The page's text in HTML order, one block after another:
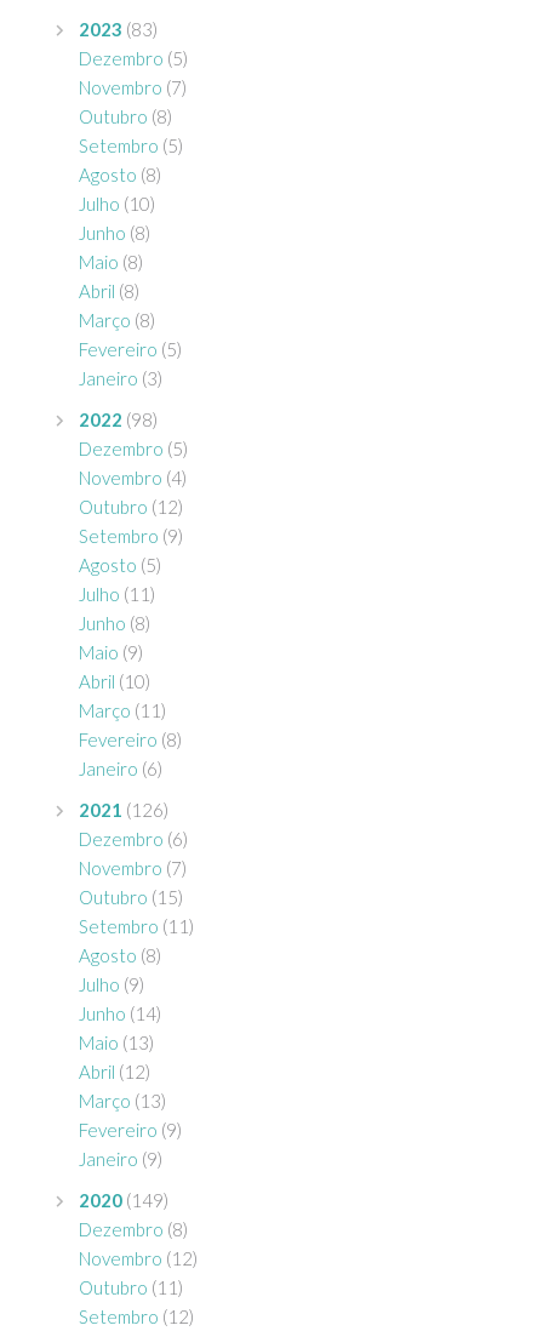
2023 (83)
Dezembro (5)
Novembro (7)
Outubro (8)
Setembro (5)
Agosto (8)
Julho (10)
Junho (8)
Maio (8)
Abril (8)
Março (8)
Fevereiro (5)
Janeiro (3)
2022 (98)
Dezembro (5)
Novembro (4)
Outubro (12)
Setembro (9)
Agosto (5)
Julho (11)
Junho (8)
Maio (9)
Abril (10)
Março (11)
Fevereiro (8)
Janeiro (6)
2021 (126)
Dezembro (6)
Novembro (7)
Outubro (15)
Setembro (11)
Agosto (8)
Julho (9)
Junho (14)
Maio (13)
Abril (12)
Março (13)
Fevereiro (9)
Janeiro (9)
2020 (149)
Dezembro (8)
Novembro (12)
Outubro (11)
Setembro (12)